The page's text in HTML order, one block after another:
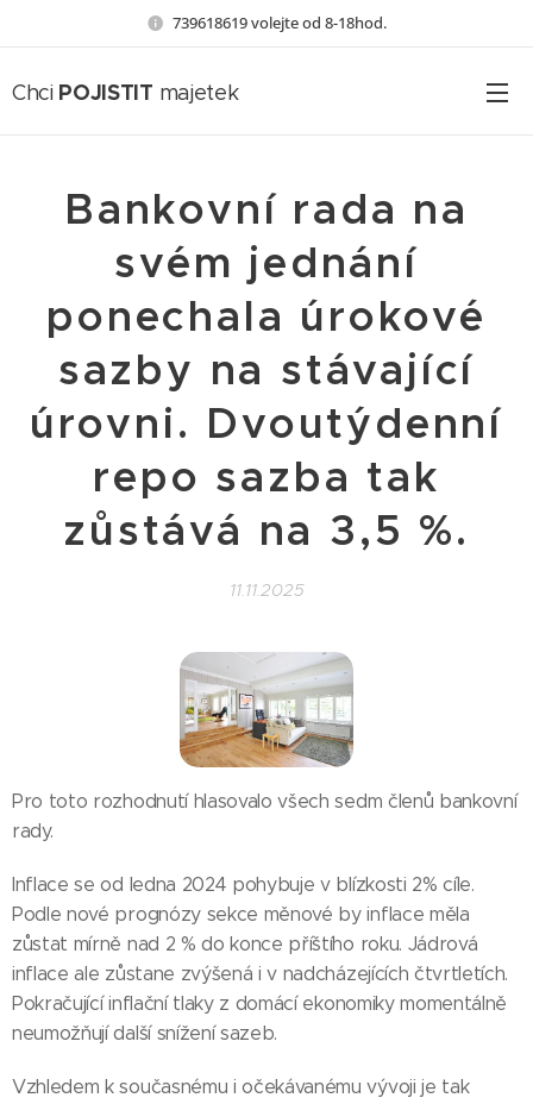
739618619 volejte od 8-18hod.
Chci POJISTIT majetek
Bankovní rada na
svém jednání
ponechala úrokové
sazby na stávající
úrovni. Dvoutýdenní
repo sazba tak
zůstává na 3,5 %.
11.11.2025
Pro toto rozhodnutí hlasovalo všech sedm členů bankovní
rady.
Inflace se od ledna 2024 pohybuje v blízkosti 2% cíle.
Podle nové prognózy sekce měnové by inflace měla
zůstat mírně nad 2 % do konce příštího roku. Jádrová
inflace ale zůstane zvýšená i v nadcházejících čtvrtletích.
Pokračující inflační tlaky z domácí ekonomiky momentálně
neumožňují další snížení sazeb.
Vzhledem k současnému i očekávanému vývoji je tak